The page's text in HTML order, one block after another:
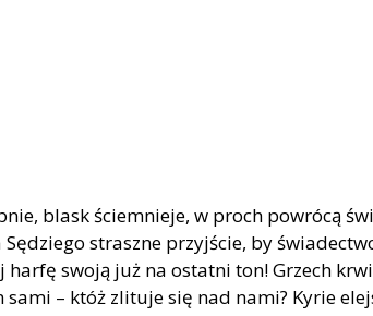
blask ściemnieje, w proch powrócą
straszne przyjście, by
swoją już na ostatni ton! Grzech
– któż zlituje się nad nami? Kyrie